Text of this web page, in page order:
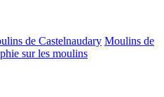
de Castelnaudary Moulins de
sur les moulins